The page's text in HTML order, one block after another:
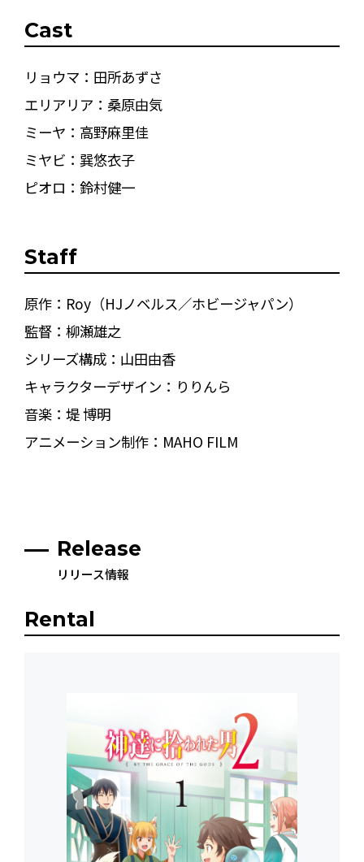
Cast
リョウマ：田所あずさ
エリアリア：桑原由気
ミーヤ：高野麻里佳
ミヤビ：巽悠衣子
ピオロ：鈴村健一
Staff
原作：Roy（HJノベルス／ホビージャパン）
監督：柳瀬雄之
シリーズ構成：山田由香
キャラクターデザイン：りりんら
音楽：堤 博明
アニメーション制作：MAHO FILM
Release
リリース情報
Rental